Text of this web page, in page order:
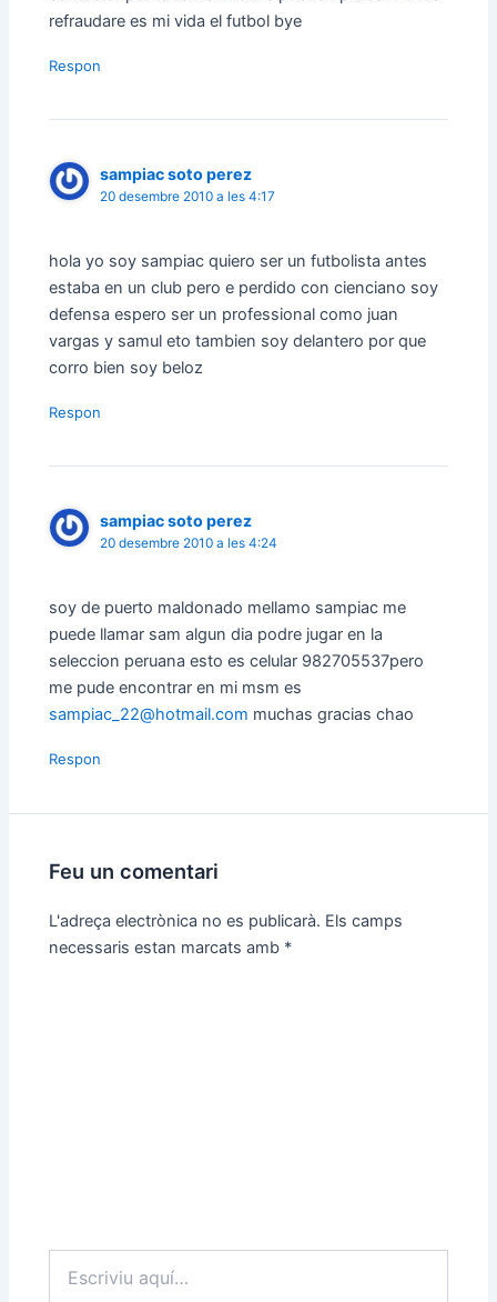
refraudare es mi vida el futbol bye
Respon
sampiac soto perez
20 desembre 2010 a les 4:17
hola yo soy sampiac quiero ser un futbolista antes
estaba en un club pero e perdido con cienciano soy
defensa espero ser un professional como juan
vargas y samul eto tambien soy delantero por que
corro bien soy beloz
Respon
sampiac soto perez
20 desembre 2010 a les 4:24
soy de puerto maldonado mellamo sampiac me
puede llamar sam algun dia podre jugar en la
seleccion peruana esto es celular 982705537pero
me pude encontrar en mi msm es
sampiac_22@hotmail.com muchas gracias chao
Respon
Feu un comentari
L'adreça electrònica no es publicarà. Els camps
necessaris estan marcats amb *
aquí…